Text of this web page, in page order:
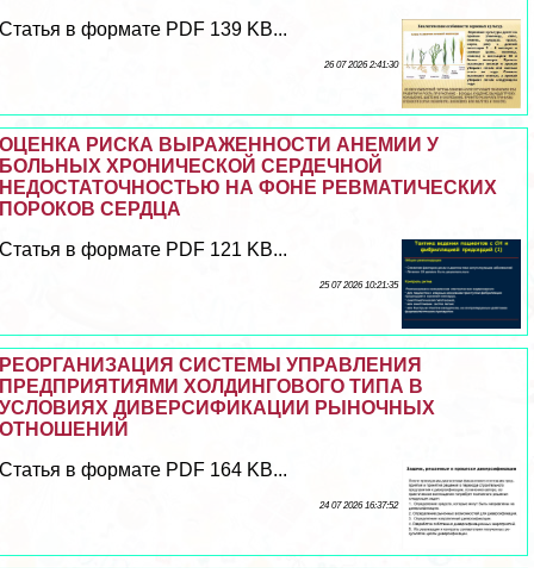
Статья в формате PDF 139 KB...
26 07 2026 2:41:30
ОЦЕНКА РИСКА ВЫРАЖЕННОСТИ АНЕМИИ У
БОЛЬНЫХ ХРОНИЧЕСКОЙ СЕРДЕЧНОЙ
НЕДОСТАТОЧНОСТЬЮ НА ФОНЕ РЕВМАТИЧЕСКИХ
ПОРОКОВ СЕРДЦА
Статья в формате PDF 121 KB...
25 07 2026 10:21:35
РЕОРГАНИЗАЦИЯ СИСТЕМЫ УПРАВЛЕНИЯ
ПРЕДПРИЯТИЯМИ ХОЛДИНГОВОГО ТИПА В
УСЛОВИЯХ ДИВЕРСИФИКАЦИИ РЫНОЧНЫХ
ОТНОШЕНИЙ
Статья в формате PDF 164 KB...
24 07 2026 16:37:52